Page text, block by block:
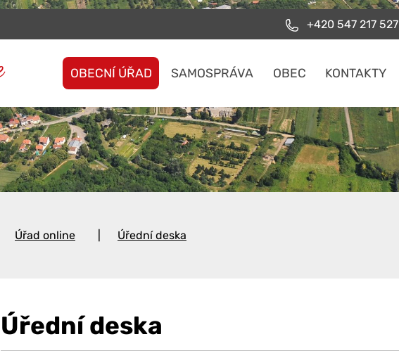
+420 547 217 527
OBECNÍ ÚŘAD SAMOSPRÁVA OBEC KONTAKTY
Úřad online Úřední deska
Úřední deska